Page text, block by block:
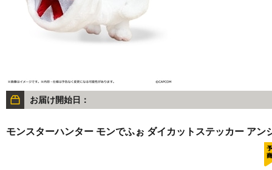
お届け開始日：
モンスターハンター モンでふぉ ダイカットステッカー アン